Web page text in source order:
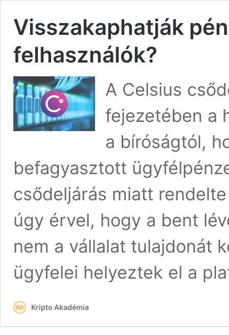
Visszakaphatják
felhasználók?
A Celsius
fejezetében a
a bíróságtól,
befagyasztott
csődeljárás miatt
úgy érvel, hogy a bent
nem a vállalat tulajdonát
ügyfelei helyeztek el a
Kripto Akadémia